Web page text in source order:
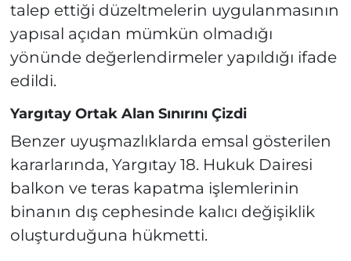
talep ettiği düzeltmelerin uygulanmasının
yapısal açıdan mümkün olmadığı
yönünde değerlendirmeler yapıldığı ifade
edildi.
Yargıtay Ortak Alan Sınırını Çizdi
Benzer uyuşmazlıklarda emsal gösterilen
kararlarında, Yargıtay 18. Hukuk Dairesi
balkon ve teras kapatma işlemlerinin
binanın dış cephesinde kalıcı değişiklik
oluşturduğuna hükmetti.